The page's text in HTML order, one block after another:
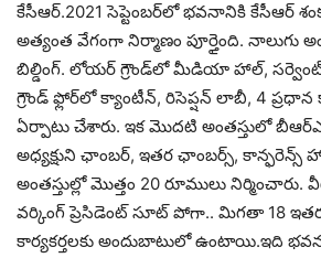
కేసీఆర్.2021 సెప్టెంబర్‌లో భవనానికి కేసీఆర్
అత్యంత వేగంగా నిర్మాణం పూర్తైంది. నాలుగు
బిల్డింగ్. లోయర్ గ్రౌండ్‌లో మీడియా హాల్,
గ్రౌండ్ ఫ్లోర్‌లో క్యాంటీన్, రిసెప్షన్ లాబీ, 4 ప్రధాన
ఏర్పాటు చేశారు. ఇక మొదటి అంతస్తులో
అధ్యక్షుని ఛాంబర్, ఇతర ఛాంబర్స్,
అంతస్తుల్లో మొత్తం 20 రూములు
వర్కింగ్ ప్రెసిడెంట్ సూట్ పోగా.. మిగతా 18 ఇతర
కార్యకర్తలకు అందుబాటులో ఉంటాయి.ఇది